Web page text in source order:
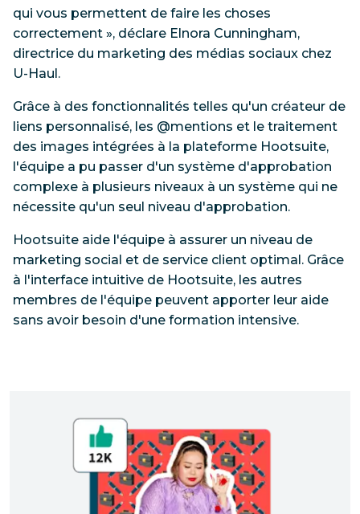
qui vous permettent de faire les choses
correctement », déclare Elnora Cunningham,
directrice du marketing des médias sociaux chez
U-Haul.
Grâce à des fonctionnalités telles qu'un créateur de
liens personnalisé, les @mentions et le traitement
des images intégrées à la plateforme Hootsuite,
l'équipe a pu passer d'un système d'approbation
complexe à plusieurs niveaux à un système qui ne
nécessite qu'un seul niveau d'approbation.
Hootsuite aide l'équipe à assurer un niveau de
marketing social et de service client optimal. Grâce
à l'interface intuitive de Hootsuite, les autres
membres de l'équipe peuvent apporter leur aide
sans avoir besoin d'une formation intensive.